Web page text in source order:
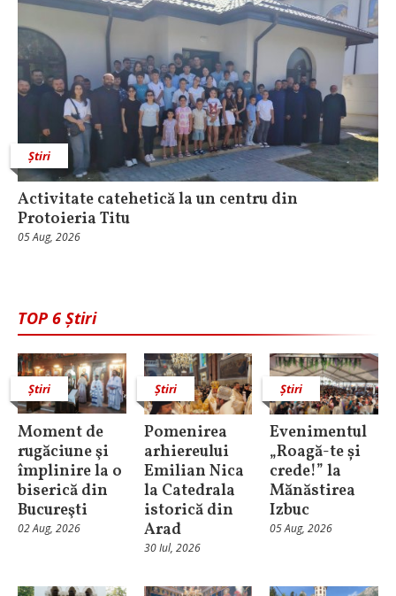
Știri
Activitate catehetică la un centru din
Protoieria Titu
05 Aug, 2026
TOP 6 Știri
Știri
Moment de
rugăciune şi
împlinire la o
biserică din
Bucureşti
02 Aug, 2026
Știri
Pomenirea
arhiereului
Emilian Nica
la Catedrala
istorică din
Arad
30 Iul, 2026
Știri
Evenimentul
„Roagă-te și
crede!” la
Mănăstirea
Izbuc
05 Aug, 2026